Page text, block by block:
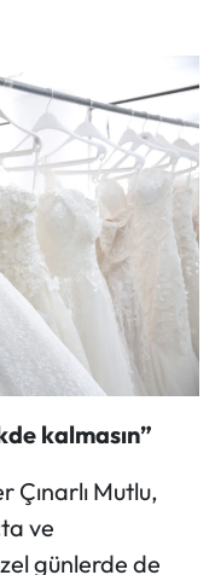
kalmasın”
Çınarlı Mutlu,
ve
günlerde de